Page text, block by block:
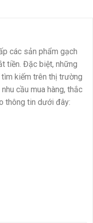
các sản phẩm gạch
tiền. Đặc biệt, những
kiếm trên thị trường
cầu mua hàng, thắc
thông tin dưới đây: